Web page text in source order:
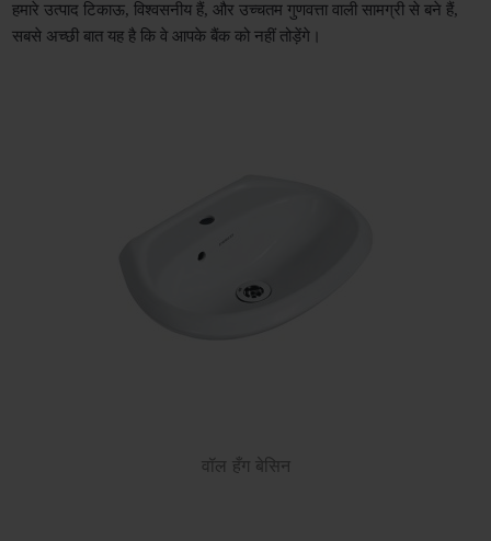
हमारे उत्पाद टिकाऊ, विश्वसनीय हैं, और उच्चतम गुणवत्ता वाली सामग्री से बने हैं,
सबसे अच्छी बात यह है कि वे आपके बैंक को नहीं तोड़ेंगे।
वॉल हँग बेसिन